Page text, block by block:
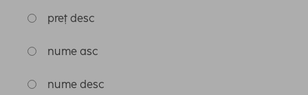
preț desc
nume asc
nume desc